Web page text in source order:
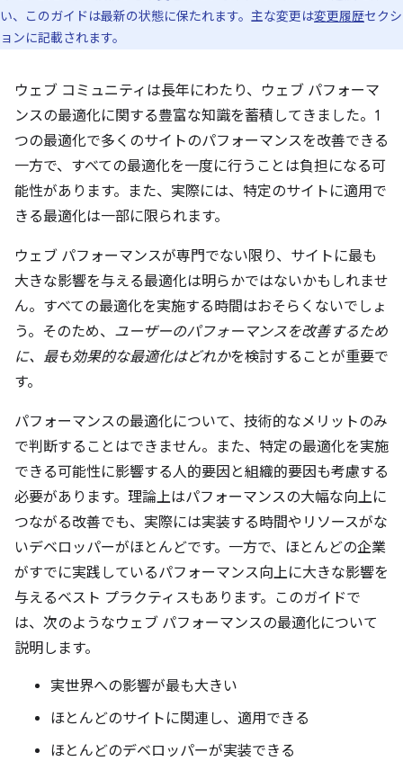
い、このガイドは最新の状態に保たれます。主な変更は変更履歴セクシ
ョンに記載されます。
ウェブ コミュニティは長年にわたり、ウェブ パフォーマ
ンスの最適化に関する豊富な知識を蓄積してきました。1
つの最適化で多くのサイトのパフォーマンスを改善できる
一方で、すべての最適化を一度に行うことは負担になる可
能性があります。また、実際には、特定のサイトに適用で
きる最適化は一部に限られます。
ウェブ パフォーマンスが専門でない限り、サイトに最も
大きな影響を与える最適化は明らかではないかもしれませ
ん。すべての最適化を実施する時間はおそらくないでしょ
う。そのため、 ユーザーのパフォーマンスを改善するため
に、最も効果的な最適化はどれかを検討することが重要で
す。
パフォーマンスの最適化について、技術的なメリットのみ
で判断することはできません。また、特定の最適化を実施
できる可能性に影響する人的要因と組織的要因も考慮する
必要があります。理論上はパフォーマンスの大幅な向上に
つながる改善でも、実際には実装する時間やリソースがな
いデベロッパーがほとんどです。一方で、ほとんどの企業
がすでに実践しているパフォーマンス向上に大きな影響を
与えるベスト プラクティスもあります。このガイドで
は、次のようなウェブ パフォーマンスの最適化について
説明します。
実世界への影響が最も大きい
ほとんどのサイトに関連し、適用できる
ほとんどのデベロッパーが実装できる